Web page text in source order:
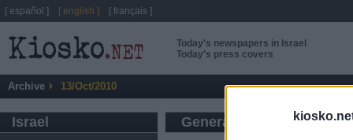
Today's newspapers in Israel
Today's press covers
Archive 13/Oct/2010
Israel General press
[ español ] [ english ] [ français ]